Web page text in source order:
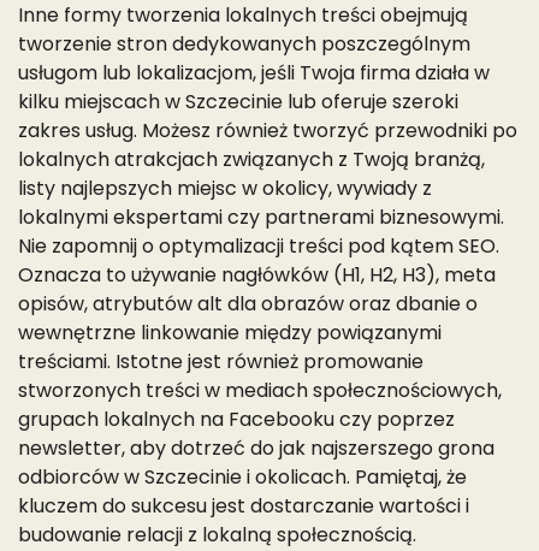
Inne formy tworzenia lokalnych treści obejmują
tworzenie stron dedykowanych poszczególnym
usługom lub lokalizacjom, jeśli Twoja firma działa w
kilku miejscach w Szczecinie lub oferuje szeroki
zakres usług. Możesz również tworzyć przewodniki po
lokalnych atrakcjach związanych z Twoją branżą,
listy najlepszych miejsc w okolicy, wywiady z
lokalnymi ekspertami czy partnerami biznesowymi.
Nie zapomnij o optymalizacji treści pod kątem SEO.
Oznacza to używanie nagłówków (H1, H2, H3), meta
opisów, atrybutów alt dla obrazów oraz dbanie o
wewnętrzne linkowanie między powiązanymi
treściami. Istotne jest również promowanie
stworzonych treści w mediach społecznościowych,
grupach lokalnych na Facebooku czy poprzez
newsletter, aby dotrzeć do jak najszerszego grona
odbiorców w Szczecinie i okolicach. Pamiętaj, że
kluczem do sukcesu jest dostarczanie wartości i
budowanie relacji z lokalną społecznością.